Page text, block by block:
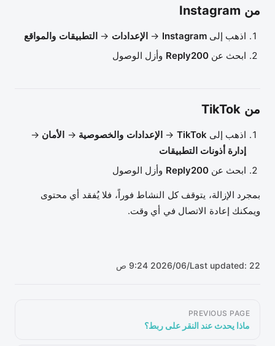
من Instagram
اذهب إلىInstagram
→الإعدادات →التطبيقات والمواقع
ابحث عنReply200 وأزل الوصول
من TikTok
اذهب إلى TikTok
→الإعدادات والخصوصية → الأمان →
إدارة أذونات التطبيقات
ابحث عنReply200 وأزل الوصول
بمجرد الإزالة، يتوقف كل النشاط فوراً، فلا يُفقد أي محتوى
ويمكنك إعادة الاتصال في أي وقت.
Last updated: 22‏/06‏/2026 9:24 ص
PREVIOUS PAGE
ماذا يحدث عند النقر على ربط؟